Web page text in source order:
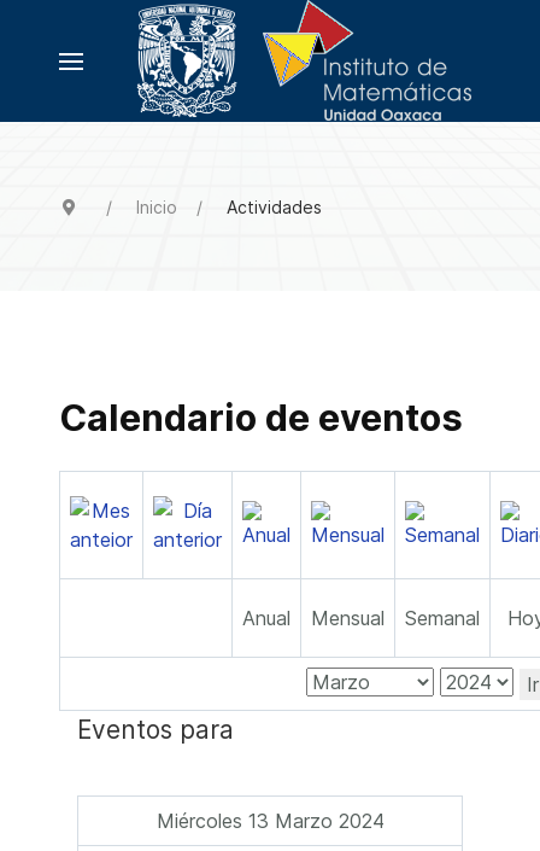
Inicio Actividades
Calendario de eventos
Anual Mensual Semanal
Eventos para
Miércoles 13 Marzo 2024